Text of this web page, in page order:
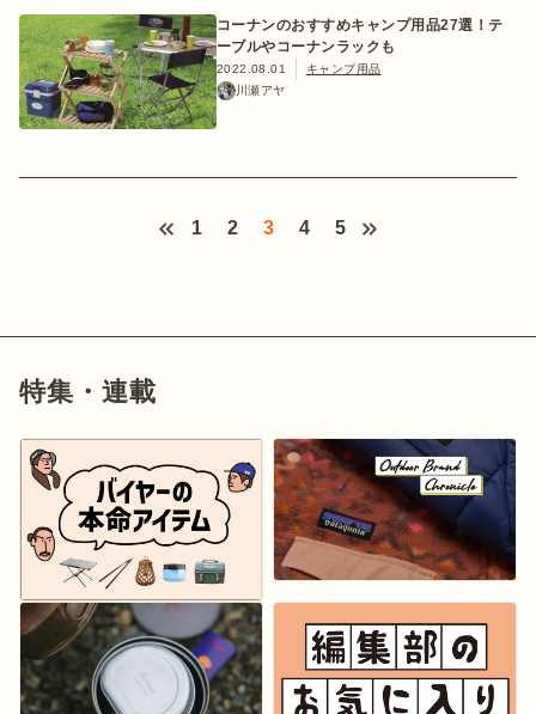
コーナンのおすすめキャンプ用品27選！テ
ーブルやコーナンラックも
2022.08.01
キャンプ用品
川瀬アヤ
1 2 3 4 5
特集・連載